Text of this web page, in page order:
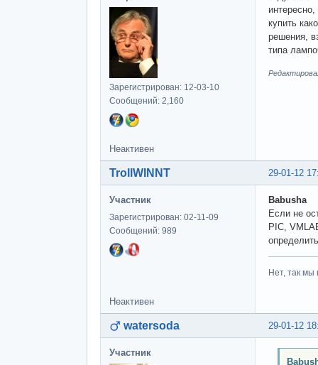
Зарегистрирован: 12-03-10
Сообщений: 2,160
купить
решения,
типа
Неактивен
29-01-12
TrollWINNT
Участник
Зарегистрирован: 02-11-09
Сообщений: 989
Babusha
Если не
PIC,
Нет, так мы
Неактивен
29-01-12
watersoda
Участник